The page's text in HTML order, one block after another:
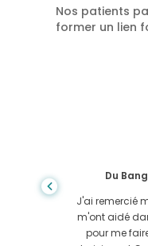
Nos patients
former un lien
Du
J'ai remercié
m'ont aidé
pour me